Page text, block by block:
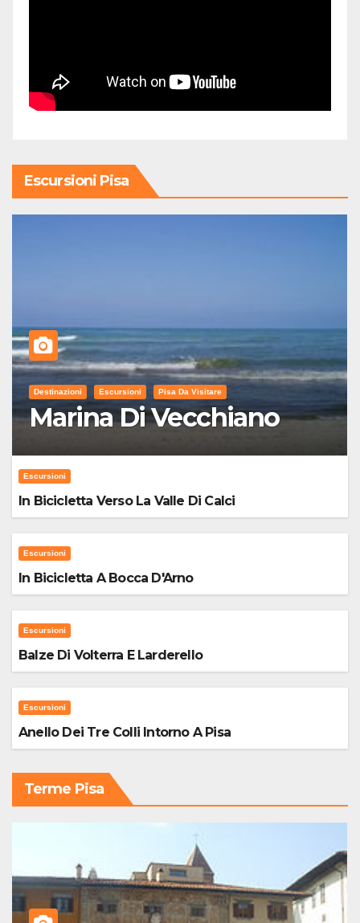
Escursioni Pisa
Destinazioni Escursioni Pisa Da Visitare
Marina Di Vecchiano
Escursioni
In Bicicletta Verso La Valle Di Calci
Escursioni
In Bicicletta A Bocca D'Arno
Escursioni
Balze Di Volterra E Larderello
Escursioni
Anello Dei Tre Colli Intorno A Pisa
Terme Pisa